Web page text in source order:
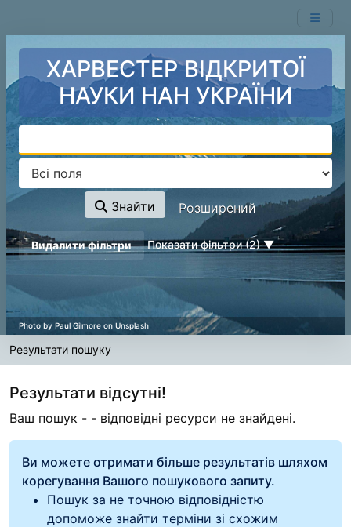
ХАРВЕСТЕР ВІДКРИТОЇ
НАУКИ НАН УКРАЇНИ
Знайти Розширений
page_reload_on_deselect_hint
Видалити фільтри Показати фільтри (2)
Результати пошуку
Результати відсутні!
Ваш пошук - - відповідні ресурси не знайдені.
Ви можете отримати більше результатів шляхом
корегування Вашого пошукового запиту.
Пошук за не точною відповідністю
допоможе знайти терміни зі схожим